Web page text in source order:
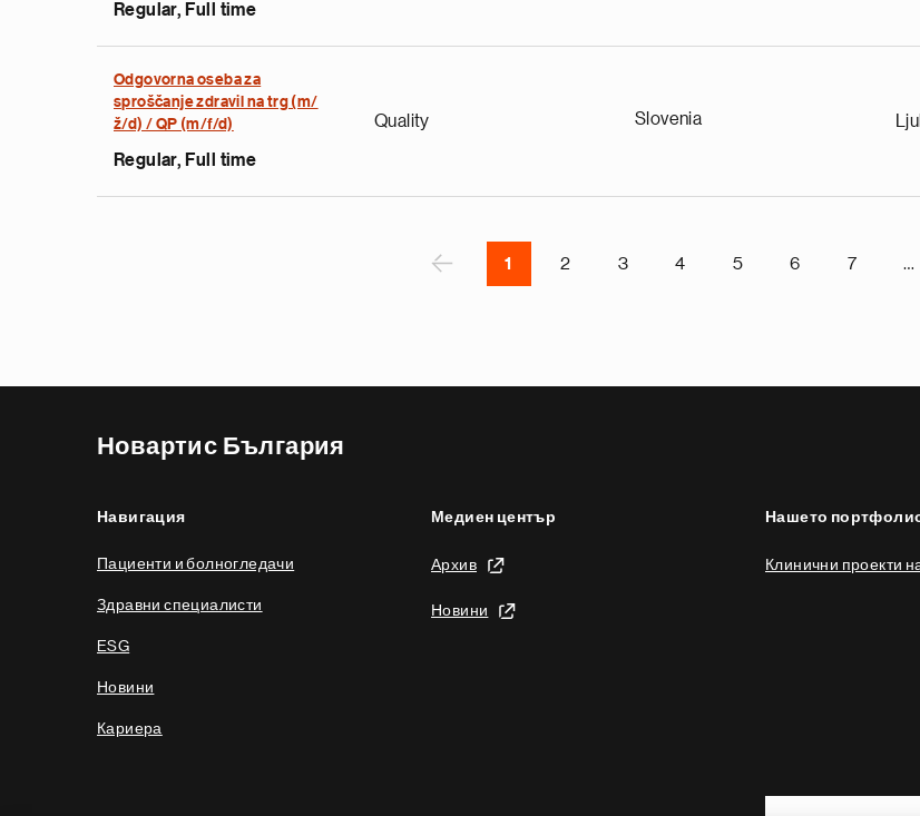
Regular, Full time
Odgovorna oseba za
sproščanje zdravil na trg (m/
ž/d) / QP (m/f/d)
Regular, Full time
Quality Slovenia
‹
o
p
1 2 3 4 5 6 7 …
Новартис България
Навигация
Пациенти и болногледачи
Здравни специалисти
ESG
Новини
Кариера
Медиен център
Архив
Новини
Нашето
Клинични проекти